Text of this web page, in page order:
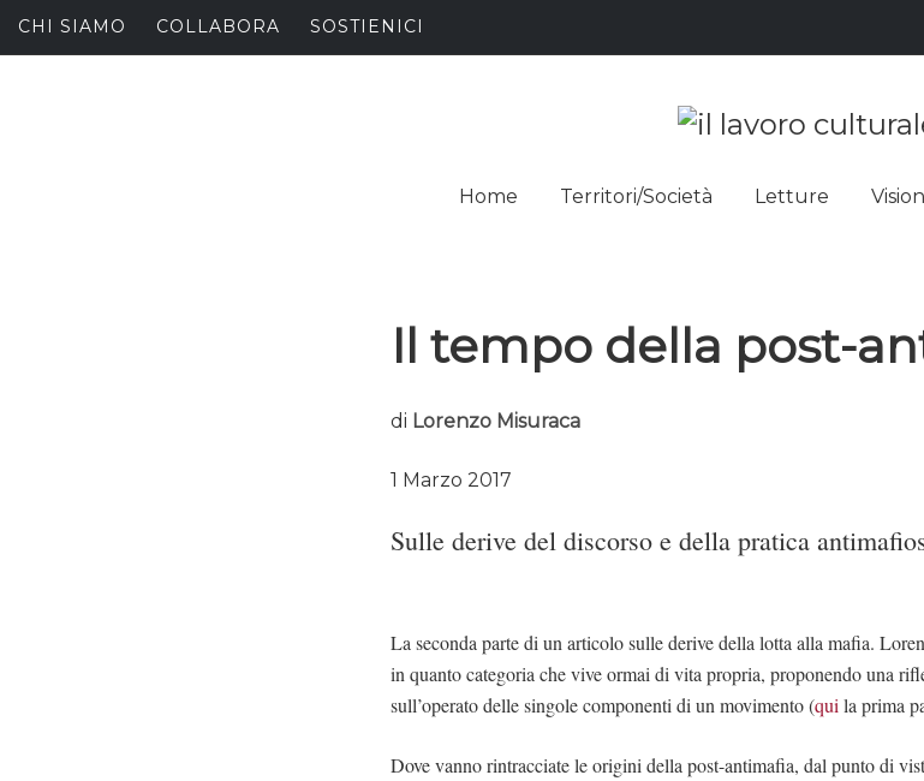
Skip
to
CHI SIAMO COLLABORA SOSTIENICI
IL
Home
Territori/Società Letture
Il tempo della post-
di Lorenzo Misuraca
1 Marzo 2017
Sulle derive del discorso e della pratica
La seconda parte di un articolo sulle derive della lotta alla mafia.
in quanto categoria che vive ormai di vita propria, proponendo una
sull’operato delle singole componenti di un movimento (qui la prima
Dove vanno rintracciate le origini della post-antimafia, dal punto di